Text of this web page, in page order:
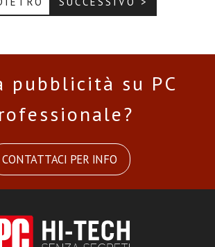
pubblicità su PC
CONTATTACI PER INFO